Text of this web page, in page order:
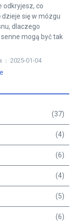
odkryjesz, co
dzieje się w mózgu
dlaczego
mogą być tak
2025-01-04
(37)
(4)
(6)
(4)
(5)
(6)